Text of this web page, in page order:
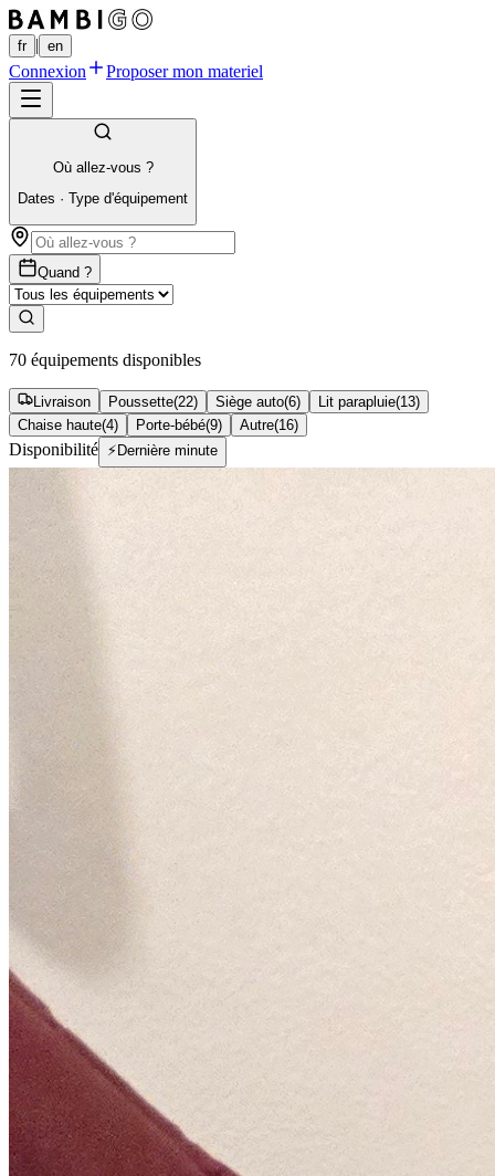
fr | en
Connexion Proposer mon materiel
Où allez-vous ?
Dates · Type d'équipement
Quand ?
70 équipements disponibles
Livraison Poussette(22) Siège auto(6) Lit parapluie(13)
Chaise haute(4) Porte-bébé(9) Autre(16)
Disponibilité ⚡ Dernière minute